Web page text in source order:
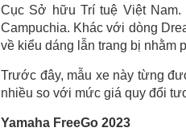
Cục Sở hữu Trí tuệ Việt
Campuchia. Khác với dòng
về kiểu dáng lẫn trang bị nhằm
Trước đây, mẫu xe này từng
nhiều so với mức giá quy đổi
Yamaha FreeGo 2023